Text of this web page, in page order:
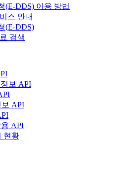
(E-DDS) 이용 방법
스 안내
(E-DDS)
검색
보 API
API
API
현황